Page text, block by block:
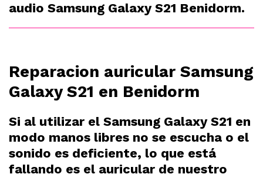
audio Samsung Galaxy S21 Benidorm.
Reparacion auricular Samsung
Galaxy S21 en Benidorm
Si al utilizar el Samsung Galaxy S21 en
modo manos libres no se escucha o el
sonido es deficiente, lo que está
fallando es el auricular de nuestro